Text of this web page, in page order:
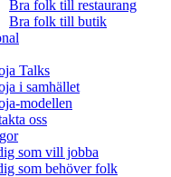
Bra folk till restaurang
Bra folk till butik
Talks
i samhället
modellen
oss
som vill jobba
som behöver folk